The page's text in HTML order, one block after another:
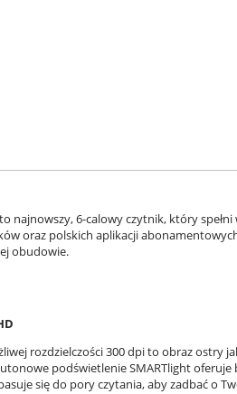
najnowszy, 6-calowy czytnik, który
oraz polskich aplikacji
obudowie.
rozdzielczości 300 dpi to obraz ostry
podświetlenie SMARTlight
się do pory czytania, aby zadbać o